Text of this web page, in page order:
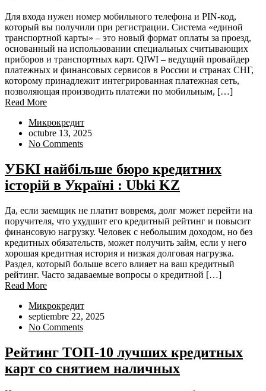
Для входа нужен номер мобильного телефона и PIN-код,
который вы получили при регистрации. Система «единой
транспортной карты» – это новый формат оплаты за проезд,
основанный на использовании специальных считывающих
приборов и транспортных карт. QIWI – ведущий провайдер
платежных и финансовых сервисов в России и странах СНГ,
которому принадлежит интегрированная платежная сеть,
позволяющая производить платежи по мобильным, […]
Read More
Микрокредит
octubre 13, 2025
No Comments
УБКІ найбільше бюро кредитних
історій в Україні : Ubki KZ
Да, если заемщик не платит вовремя, долг может перейти на
поручителя, что ухудшит его кредитный рейтинг и повысит
финансовую нагрузку. Человек с небольшим доходом, но без
кредитных обязательств, может получить займ, если у него
хорошая кредитная история и низкая долговая нагрузка.
Раздел, который больше всего влияет на ваш кредитный
рейтинг. Часто задаваемые вопросы о кредитной […]
Read More
Микрокредит
septiembre 22, 2025
No Comments
Рейтинг ТОП-10 лучших кредитных
карт со снятием наличных